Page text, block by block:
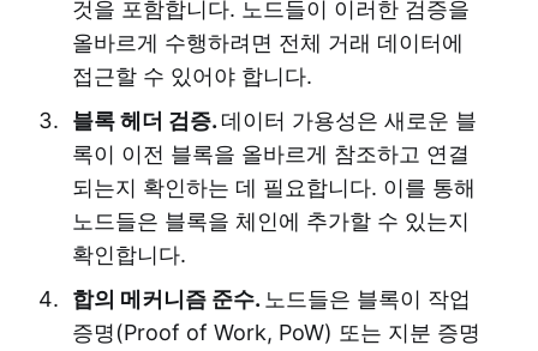
것을 포함합니다. 노드들이 이러한 검증을
올바르게 수행하려면 전체 거래 데이터에
접근할 수 있어야 합니다.
블록 헤더 검증. 데이터 가용성은 새로운 블
록이 이전 블록을 올바르게 참조하고 연결
되는지 확인하는 데 필요합니다. 이를 통해
노드들은 블록을 체인에 추가할 수 있는지
확인합니다.
합의 메커니즘 준수. 노드들은 블록이 작업
증명(Proof of Work, PoW) 또는 지분 증명